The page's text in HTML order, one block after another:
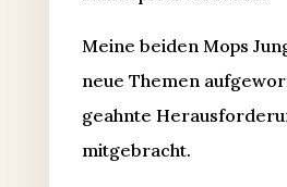
Meine beiden Mops
neue Themen
geahnte
mitgebracht.